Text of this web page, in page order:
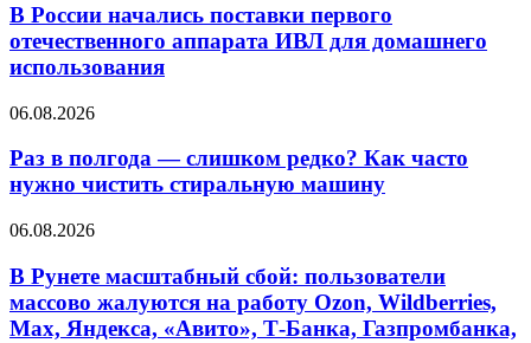
В России начались поставки первого
отечественного аппарата ИВЛ для домашнего
использования
06.08.2026
Раз в полгода — слишком редко? Как часто
нужно чистить стиральную машину
06.08.2026
В Рунете масштабный сбой: пользователи
массово жалуются на работу Ozon, Wildberries,
Max, Яндекса, «Авито», Т-Банка, Газпромбанка,